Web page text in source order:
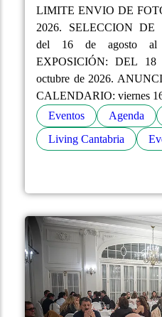
LIMITE ENVIO DE
2026. SELECCION DE
del 16 de agosto al
EXPOSICIÓN: DEL 18
octubre de 2026.
CALENDARIO: viernes
Eventos
Agenda
Living Cantabria